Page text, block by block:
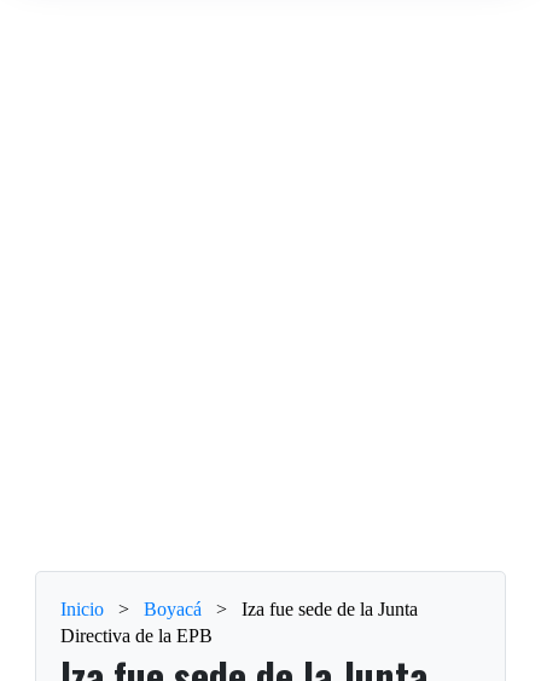
Inicio > Boyacá >
Iza fue sede de la Junta
Directiva de la EPB